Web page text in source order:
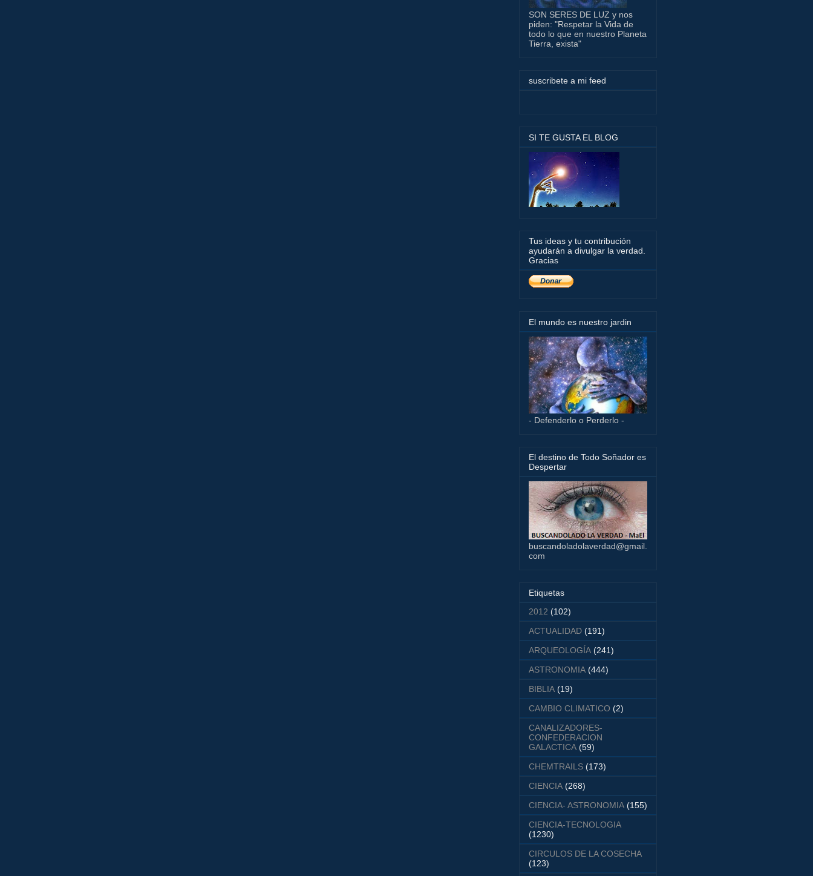
SON SERES DE LUZ y nos
piden: "Respetar la Vida de
todo lo que en nuestro Planeta
Tierra, exista"
suscribete a mi feed
SI TE GUSTA EL BLOG
Tus ideas y tu contribución
ayudarán a divulgar la verdad.
Gracias
El mundo es nuestro jardin
- Defenderlo o Perderlo -
El destino de Todo Soñador es
Despertar
buscandoladolaverdad@gmail.
com
Etiquetas
2012 (102)
ACTUALIDAD (191)
ARQUEOLOGÍA (241)
ASTRONOMIA (444)
BIBLIA (19)
CAMBIO CLIMATICO (2)
CANALIZADORES-
CONFEDERACION
GALACTICA (59)
CHEMTRAILS (173)
CIENCIA (268)
CIENCIA- ASTRONOMIA (155)
CIENCIA-TECNOLOGIA
(1230)
CIRCULOS DE LA COSECHA
(123)